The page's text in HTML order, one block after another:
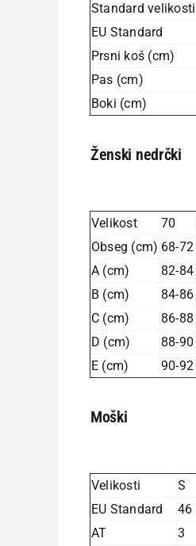
Standard velikosti
EU Standard
Prsni koš (cm)
Pas (cm)
Boki (cm)
Ženski nedrčki
Velikost 70
Obseg (cm) 68-72
A (cm)
82-84
B (cm)
84-86
C (cm)
86-88
D (cm)
88-90
E (cm)
90-92
Moški
Velikosti S
EU Standard
46
AT
3